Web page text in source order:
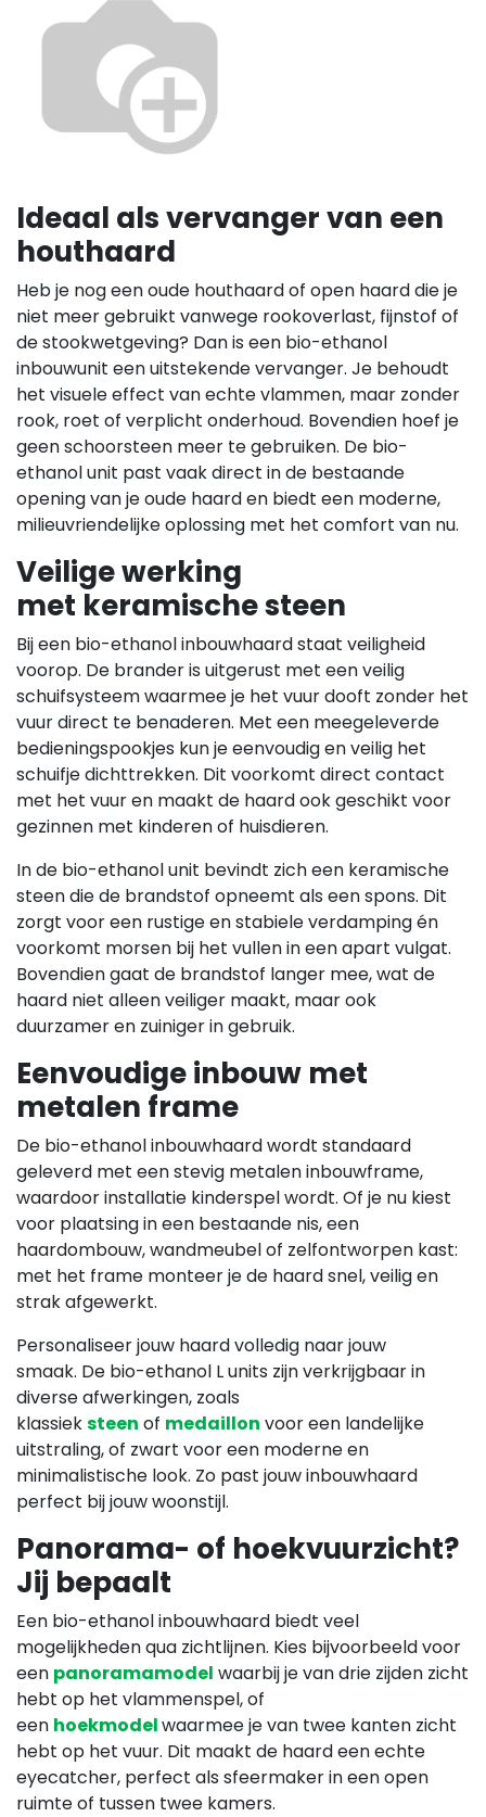
Ideaal als vervanger van een
houthaard
Heb je nog een oude houthaard of open haard die je
niet meer gebruikt vanwege rookoverlast, fijnstof of
de stookwetgeving? Dan is een bio-ethanol
inbouwunit een uitstekende vervanger. Je behoudt
het visuele effect van echte vlammen, maar zonder
rook, roet of verplicht onderhoud. Bovendien hoef je
geen schoorsteen meer te gebruiken. De bio-
ethanol unit past vaak direct in de bestaande
opening van je oude haard en biedt een moderne,
milieuvriendelijke oplossing met het comfort van nu.
Veilige werking
met keramische steen
Bij een bio-ethanol inbouwhaard staat veiligheid
voorop. De brander is uitgerust met een veilig
schuifsysteem waarmee je het vuur dooft zonder het
vuur direct te benaderen. Met een meegeleverde
bedieningspookjes kun je eenvoudig en veilig het
schuifje dichttrekken. Dit voorkomt direct contact
met het vuur en maakt de haard ook geschikt voor
gezinnen met kinderen of huisdieren.
In de bio-ethanol unit bevindt zich een keramische
steen die de brandstof opneemt als een spons. Dit
zorgt voor een rustige en stabiele verdamping én
voorkomt morsen bij het vullen in een apart vulgat.
Bovendien gaat de brandstof langer mee, wat de
haard niet alleen veiliger maakt, maar ook
duurzamer en zuiniger in gebruik.
Eenvoudige inbouw met
metalen frame
De bio-ethanol inbouwhaard wordt standaard
geleverd met een stevig metalen inbouwframe,
waardoor installatie kinderspel wordt. Of je nu kiest
voor plaatsing in een bestaande nis, een
haardombouw, wandmeubel of zelfontworpen kast:
met het frame monteer je de haard snel, veilig en
strak afgewerkt.
Personaliseer jouw haard volledig naar jouw
smaak. De bio-ethanol L units zijn verkrijgbaar in
diverse afwerkingen, zoals
klassieksteen of medaillon voor een landelijke
uitstraling, of zwart voor een moderne en
minimalistische look. Zo past jouw inbouwhaard
perfect bij jouw woonstijl.
Panorama- of hoekvuurzicht?
Jij bepaalt
Een bio-ethanol inbouwhaard biedt veel
mogelijkheden qua zichtlijnen. Kies bijvoorbeeld voor
een panoramamodel waarbij je van drie zijden zicht
hebt op het vlammenspel, of
een hoekmodelwaarmee je van twee kanten zicht
hebt op het vuur. Dit maakt de haard een echte
eyecatcher, perfect als sfeermaker in een open
ruimte of tussen twee kamers.